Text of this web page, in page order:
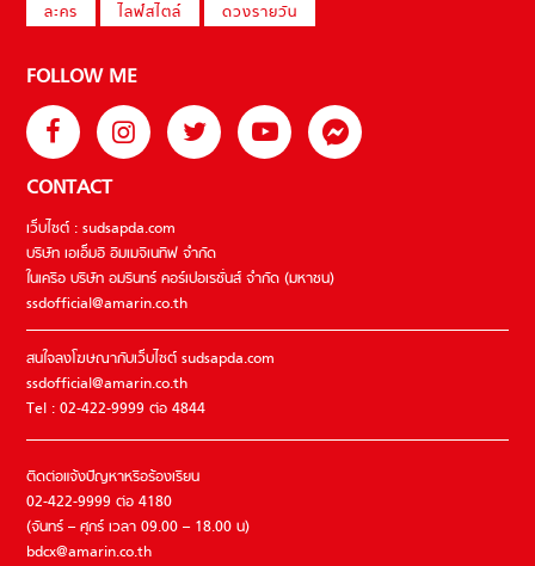
ละคร
ไลฟ์สไตล์ ดวงรายวัน
FOLLOW ME
CONTACT
เว็บไซต์ : sudsapda.com
บริษัท เอเอ็มอี อิมเมจิเนทีฟ จำกัด
ในเครือ บริษัท อมรินทร์ คอร์เปอเรชั่นส์ จำกัด (มหาชน)
ssdofficial@amarin.co.th
สนใจลงโฆษณากับเว็บไซต์ sudsapda.com
ssdofficial@amarin.co.th
Tel : 02-422-9999 ต่อ 4844
ติดต่อแจ้งปัญหาหรือร้องเรียน
02-422-9999 ต่อ 4180
(จันทร์ – ศุกร์ เวลา 09.00 – 18.00 น)
bdcx@amarin.co.th